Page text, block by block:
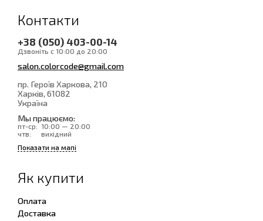
Контакти
+38 (050) 403-00-14
Дзвоніть с 10:00 до 20:00
salon.colorcode@gmail.com
пр. Героїв Харкова, 210
Харків, 61082
Україна
Мы працюємо:
пт-ср: 10:00 — 20:00
чтв:
вихідний
Показати на мапі
Як купити
Оплата
Доставка